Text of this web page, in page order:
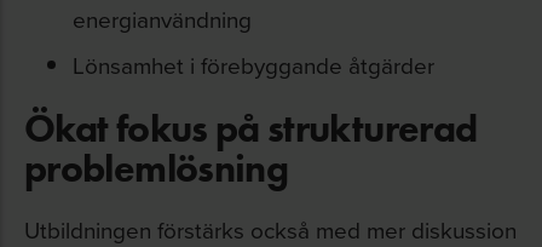
energianvändning
Lönsamhet i förebyggande åtgärder
Ökat fokus på strukturerad
problemlösning
Utbildningen förstärks också med mer diskussion